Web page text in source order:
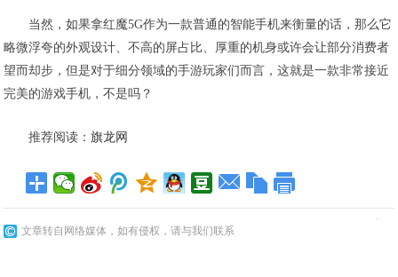
当然，如果拿红魔5G作为一款普通的智能手机来衡量的话，那么它
略微浮夸的外观设计、不高的屏占比、厚重的机身或许会让部分消费者
望而却步，但是对于细分领域的手游玩家们而言，这就是一款非常接近
完美的游戏手机，不是吗？
推荐阅读：旗龙网
文章转自网络媒体，如有侵权，请与我们联系